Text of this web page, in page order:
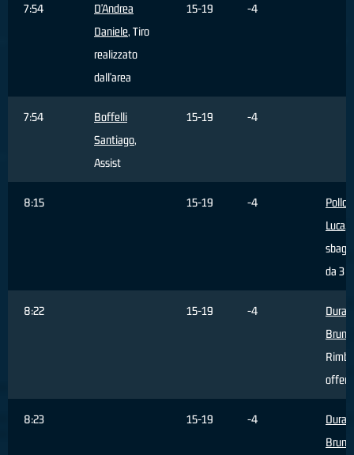
7:54
D'Andrea
Daniele, Tiro
realizzato
dall'area
15-19 -4
7:54
Boffelli
Santiago,
Assist
15-19 -4
8:15 15-19 -4
Luca,
da 3
8:22 15-19 -4
Bruno
8:23 15-19 -4
Bruno